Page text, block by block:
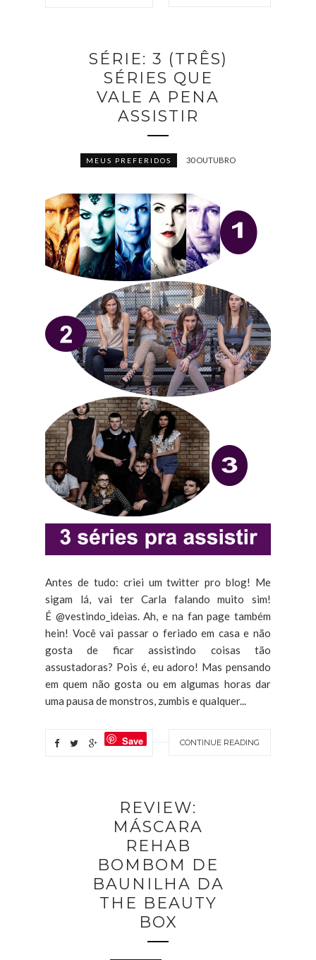
SÉRIE: 3 (TRÊS)
SÉRIES QUE
VALE A PENA
ASSISTIR
MEUS PREFERIDOS 30 OUTUBRO
Antes de tudo: criei um twitter pro blog! Me
sigam lá, vai ter Carla falando muito sim!
É @vestindo_ideias. Ah, e na fan page também
hein! Você vai passar o feriado em casa e não
gosta de ficar assistindo coisas tão
assustadoras? Pois é, eu adoro! Mas pensando
em quem não gosta ou em algumas horas dar
uma pausa de monstros, zumbis e qualquer...
CONTINUE READING
Save
REVIEW:
MÁSCARA
REHAB
BOMBOM DE
BAUNILHA DA
THE BEAUTY
BOX